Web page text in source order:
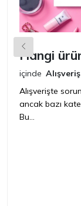
Hangi
içinde
Alışverişte
ancak bazı
Bu...